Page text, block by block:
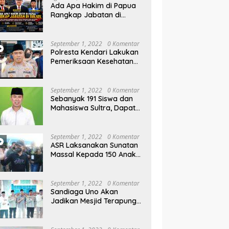
Ada Apa Hakim di Papua
Rangkap Jabatan di
PERJOSI Desak KY – MA
Turun Tangan
September 1, 2022 0 Komentar
Polresta Kendari Lakukan
Pemeriksaan Kesehatan
September 1, 2022 0 Komentar
Sebanyak 191 Siswa dan
Mahasiswa Sultra, Dapat
September 1, 2022 0 Komentar
ASR Laksanakan Sunatan
Massal Kepada 150 Anak
September 1, 2022 0 Komentar
Sandiaga Uno Akan
Jadikan Mesjid Terapung